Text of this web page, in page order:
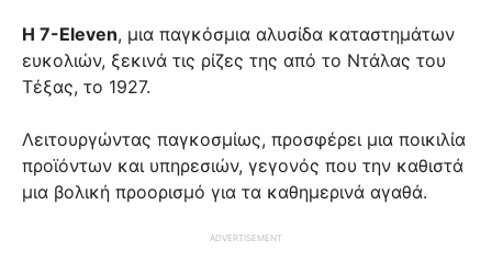
Η 7-Eleven, μια παγκόσμια αλυσίδα καταστημάτων
ευκολιών, ξεκινά τις ρίζες της από το Ντάλας του
Τέξας, το 1927.
Λειτουργώντας παγκοσμίως, προσφέρει μια ποικιλία
προϊόντων και υπηρεσιών, γεγονός που την καθιστά
μια βολική προορισμό για τα καθημερινά αγαθά.
ADVERTISEMENT